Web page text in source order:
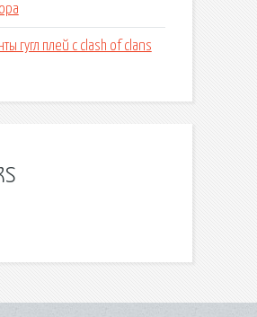
гугл плей с clash of clans